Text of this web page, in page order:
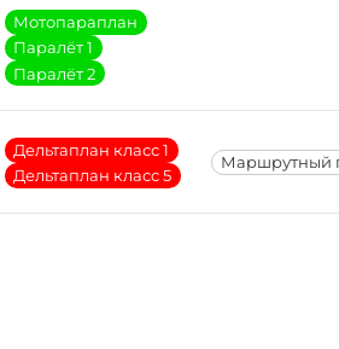
Мотопараплан
Паралёт 1
Паралёт 2
Дельтаплан класс 1
Дельтаплан класс 5
Маршрутный